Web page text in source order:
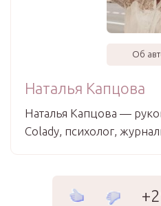
Об
Наталья Капцова
Наталья Капцова —
Colady, психолог,